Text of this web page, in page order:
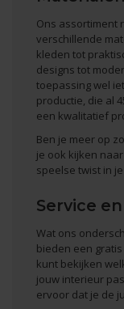
Ons assortiment
verschillende
kleden tot
designs tot
toepassing wel
productie, die al
een kwalitatief
Ben je meer op
je ook kijken
speelse twist in
Service
Wat ons
bieden een
kunt bekijken
jouw interieur
ervoor dat je de